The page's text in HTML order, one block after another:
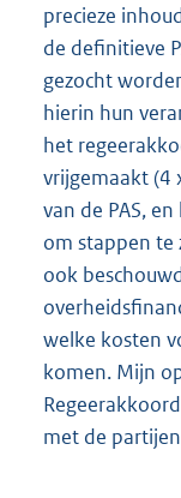
precieze
de definitieve
gezocht
hierin hun
het
vrijgemaakt (4
van de PAS,
om stappen te
ook
welke kosten
komen. Mijn
met de